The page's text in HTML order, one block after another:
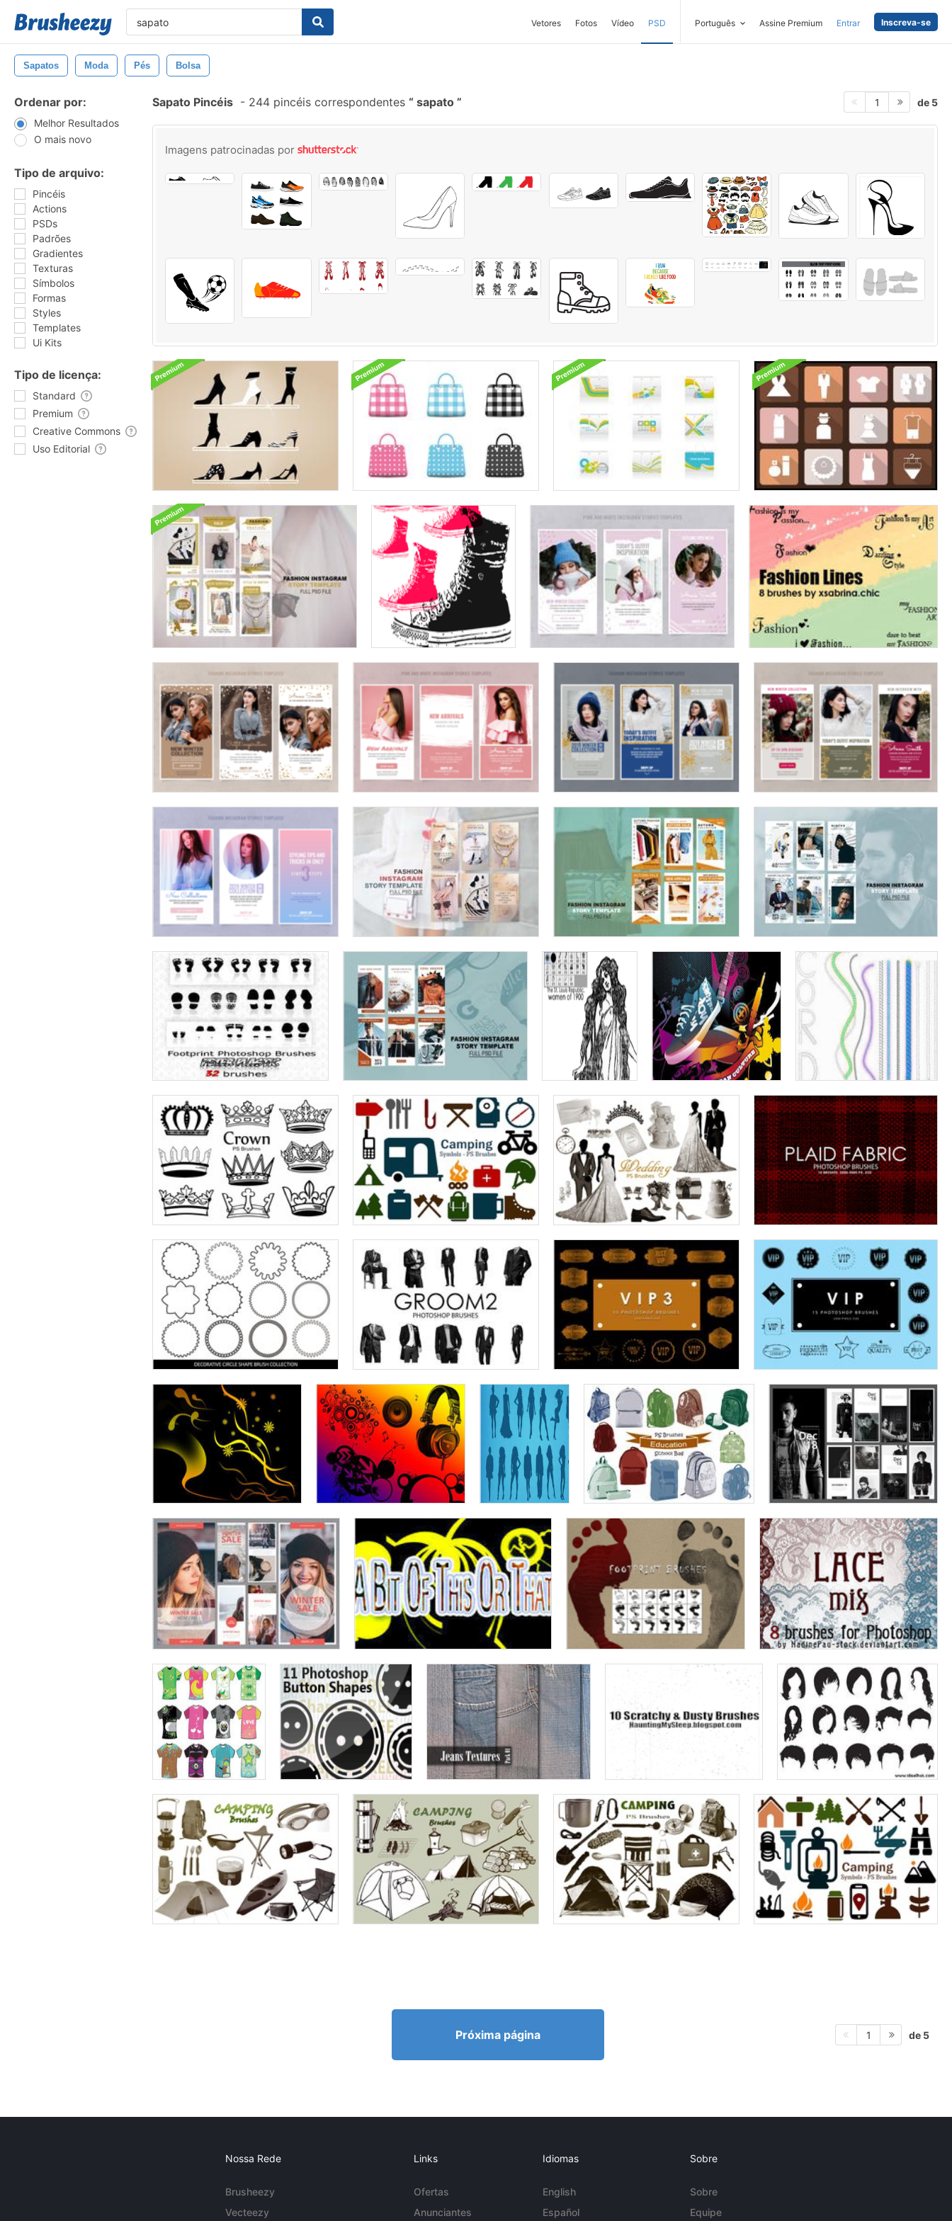
Vetores Fotos Vídeo PSD Português Assine Premium Entrar Inscreva-se
Sapatos Moda Pés Bolsa
Ordenar por:
Melhor Resultados
O mais novo
Tipo de arquivo:
Pincéis
Actions
PSDs
Padrões
Gradientes
Texturas
Símbolos
Formas
Styles
Templates
Ui Kits
Tipo de licença:
Standard
Premium
Creative Commons
Uso Editorial
Sapato Pincéis - 244 pincéis correspondentes sapato 1 de 5
Imagens patrocinadas por
Próxima página 1 de 5
Nossa Rede
Brusheezy
Vecteezy
Links
Ofertas
Anunciantes
Idiomas
English
Español
Sobre
Sobre
Equipe